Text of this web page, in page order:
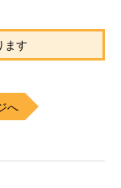
ます
へ